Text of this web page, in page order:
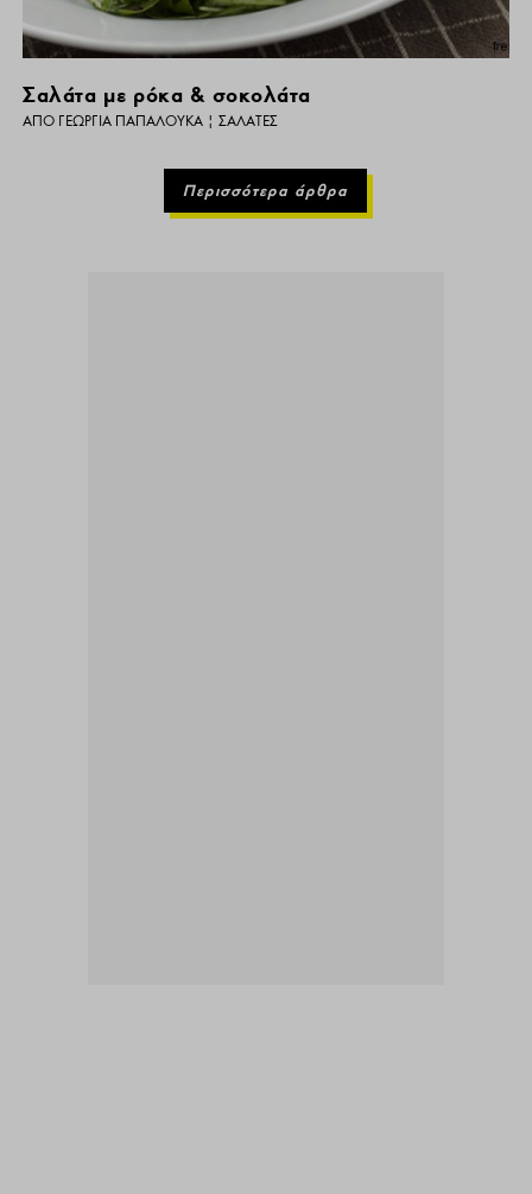
Σαλάτα με ρόκα & σοκολάτα
ΑΠΌ ΓΕΩΡΓΊΑ ΠΑΠΑΛΟΥΚΆ |ΣΑΛΆΤΕΣ
Περισσότερα άρθρα